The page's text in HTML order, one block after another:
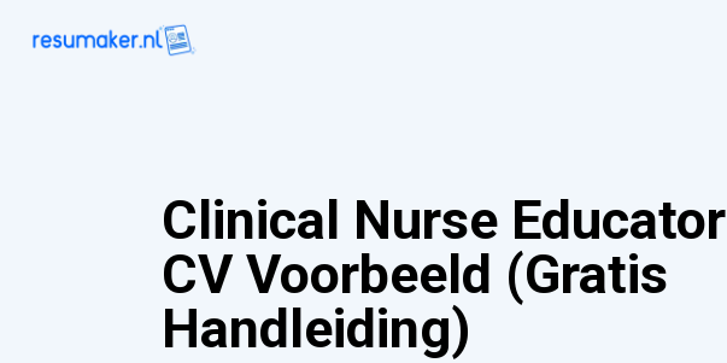
Clinical Nurse Educator
CV Voorbeeld (Gratis
Handleiding)